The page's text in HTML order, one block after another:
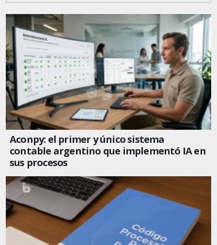
Aconpy: el primer y único sistema
contable argentino que implementó IA en
sus procesos